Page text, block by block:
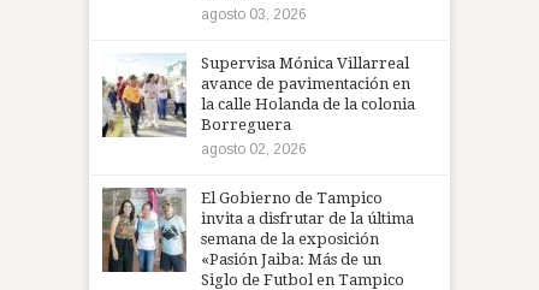
agosto 03, 2026
Supervisa Mónica Villarreal
avance de pavimentación en
la calle Holanda de la colonia
Borreguera
agosto 02, 2026
El Gobierno de Tampico
invita a disfrutar de la última
semana de la exposición
«Pasión Jaiba: Más de un
Siglo de Futbol en Tampico